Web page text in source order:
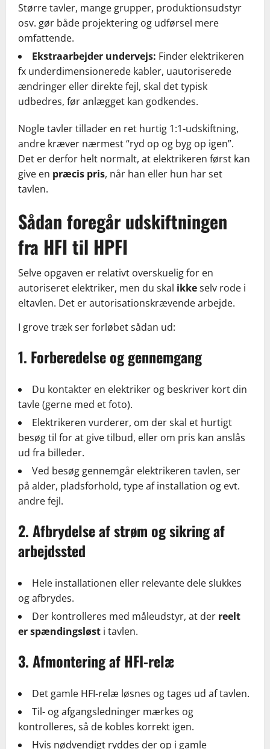
Større tavler, mange grupper, produktionsudstyr
osv. gør både projektering og udførsel mere
omfattende.
Ekstraarbejder undervejs: Finder elektrikeren
fx underdimensionerede kabler, uautoriserede
ændringer eller direkte fejl, skal det typisk
udbedres, før anlægget kan godkendes.
Nogle tavler tillader en ret hurtig 1:1-udskiftning,
andre kræver nærmest “ryd op og byg op igen”.
Det er derfor helt normalt, at elektrikeren først kan
give en præcis pris, når han eller hun har set
tavlen.
Sådan foregår udskiftningen
fra HFI til HPFI
Selve opgaven er relativt overskuelig for en
autoriseret elektriker, men du skal ikkeselv rode i
eltavlen. Det er autorisationskrævende arbejde.
I grove træk ser forløbet sådan ud:
1. Forberedelse og gennemgang
Du kontakter en elektriker og beskriver kort din
tavle (gerne med et foto).
Elektrikeren vurderer, om der skal et hurtigt
besøg til for at give tilbud, eller om pris kan anslås
ud fra billeder.
Ved besøg gennemgår elektrikeren tavlen, ser
på alder, pladsforhold, type af installation og evt.
andre fejl.
2. Afbrydelse af strøm og sikring af
arbejdssted
Hele installationen eller relevante dele slukkes
og afbrydes.
Der kontrolleres med måleudstyr, at der reelt
er spændingsløst i tavlen.
3. Afmontering af HFI-relæ
Det gamle HFI-relæ løsnes og tages ud af tavlen.
Til- og afgangsledninger mærkes og
kontrolleres, så de kobles korrekt igen.
Hvis nødvendigt ryddes der op i gamle